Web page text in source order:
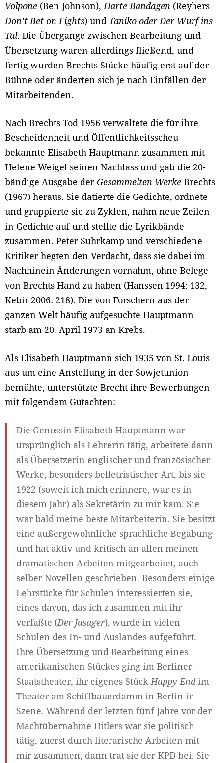
Volpone (Ben Johnson), Harte Bandagen (Reyhers
Don’t Bet on Fights) und Taniko oder Der Wurf ins
Tal. Die Übergänge zwischen Bearbeitung und
Übersetzung waren allerdings fließend, und
fertig wurden Brechts Stücke häufig erst auf der
Bühne oder änderten sich je nach Einfällen der
Mitarbeitenden.
Nach Brechts Tod 1956 verwaltete die für ihre
Bescheidenheit und Öffentlichkeitsscheu
bekannte Elisabeth Hauptmann zusammen mit
Helene Weigel seinen Nachlass und gab die 20-
bändige Ausgabe der Gesammelten Werke Brechts
(1967) heraus. Sie datierte die Gedichte, ordnete
und gruppierte sie zu Zyklen, nahm neue Zeilen
in Gedichte auf und stellte die Lyrikbände
zusammen. Peter Suhrkamp und verschiedene
Kritiker hegten den Verdacht, dass sie dabei im
Nachhinein Änderungen vornahm, ohne Belege
von Brechts Hand zu haben (Hanssen 1994: 132,
Kebir 2006: 218). Die von Forschern aus der
ganzen Welt häufig aufgesuchte Hauptmann
starb am 20. April 1973 an Krebs.
Als Elisabeth Hauptmann sich 1935 von St. Louis
aus um eine Anstellung in der Sowjetunion
bemühte, unterstützte Brecht ihre Bewerbungen
mit folgendem Gutachten:
Die Genossin Elisabeth Hauptmann war
ursprünglich als Lehrerin tätig, arbeitete dann
als Übersetzerin englischer und französischer
Werke, besonders belletristischer Art, bis sie
1922 (soweit ich mich erinnere, war es in
diesem Jahr) als Sekretärin zu mir kam. Sie
war bald meine beste Mitarbeiterin. Sie besitzt
eine außergewöhnliche sprachliche Begabung
und hat aktiv und kritisch an allen meinen
dramatischen Arbeiten mitgearbeitet, auch
selber Novellen geschrieben. Besonders einige
Lehrstücke für Schulen interessierten sie,
eines davon, das ich zusammen mit ihr
verfaßte (Der Jasager), wurde in vielen
Schulen des In- und Auslandes aufgeführt.
Ihre Übersetzung und Bearbeitung eines
amerikanischen Stückes ging im Berliner
Staatstheater, ihr eigenes Stück Happy Endim
Theater am Schiffbauerdamm in Berlin in
Szene. Während der letzten fünf Jahre vor der
Machtübernahme Hitlers war sie politisch
tätig, zuerst durch literarische Arbeiten mit
mir zusammen, dann trat sie der KPD bei. Sie